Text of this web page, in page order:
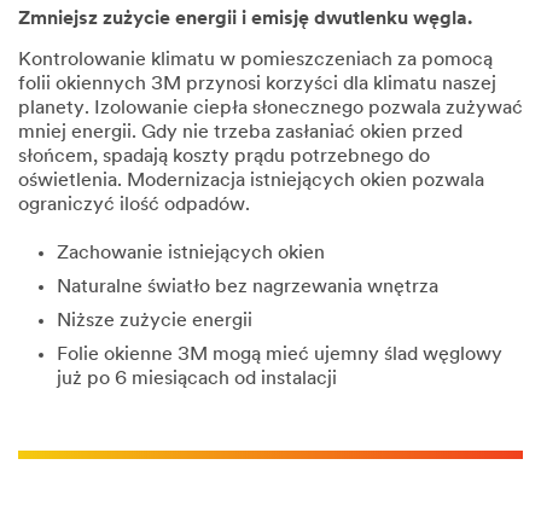
Zmniejsz zużycie energii i emisję dwutlenku węgla.
Kontrolowanie klimatu w pomieszczeniach za pomocą
folii okiennych 3M przynosi korzyści dla klimatu naszej
planety. Izolowanie ciepła słonecznego pozwala zużywać
mniej energii. Gdy nie trzeba zasłaniać okien przed
słońcem, spadają koszty prądu potrzebnego do
oświetlenia. Modernizacja istniejących okien pozwala
ograniczyć ilość odpadów.
Zachowanie istniejących okien
Naturalne światło bez nagrzewania wnętrza
Niższe zużycie energii
Folie okienne 3M mogą mieć ujemny ślad węglowy
już po 6 miesiącach od instalacji